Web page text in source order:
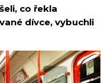
co řekla
dívce, vybuchli